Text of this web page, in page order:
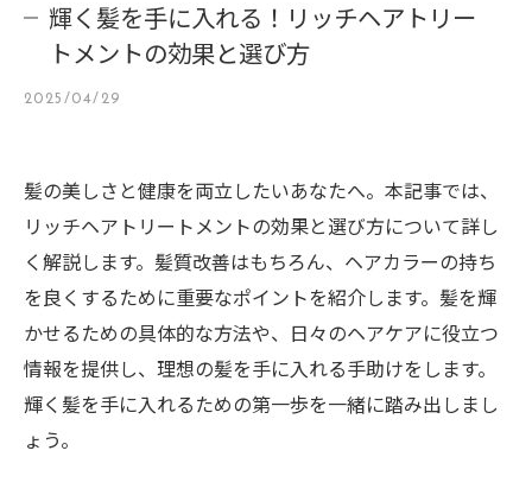
輝く髪を手に入れる！リッチヘアトリー
トメントの効果と選び方
2025/04/29
髪の美しさと健康を両立したいあなたへ。本記事では、
リッチヘアトリートメントの効果と選び方について詳し
く解説します。髪質改善はもちろん、ヘアカラーの持ち
を良くするために重要なポイントを紹介します。髪を輝
かせるための具体的な方法や、日々のヘアケアに役立つ
情報を提供し、理想の髪を手に入れる手助けをします。
輝く髪を手に入れるための第一歩を一緒に踏み出しまし
ょう。